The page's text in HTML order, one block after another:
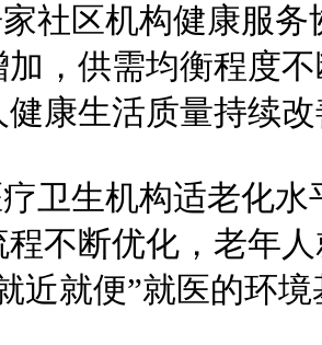
区机构健康服务
，供需均衡程度
康生活质量持续
生机构适老化水
不断优化，老年
近就便”就医的环